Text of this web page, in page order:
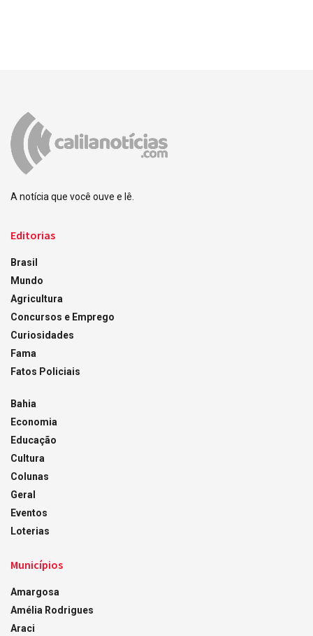
A notícia que você ouve e lê.
Editorias
Brasil
Mundo
Agricultura
Concursos e Emprego
Curiosidades
Fama
Fatos Policiais
Bahia
Economia
Educação
Cultura
Colunas
Geral
Eventos
Loterias
Municípios
Amargosa
Amélia Rodrigues
Araci